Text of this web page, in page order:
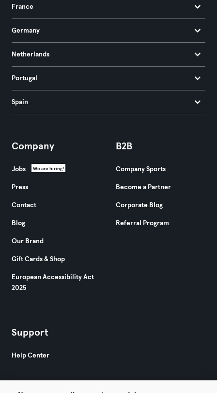
France
Germany
Netherlands
Portugal
Spain
Company
Jobs We are hiring!
Press
Contact
Blog
Our Brand
Gift Cards & Shop
European Accessibility Act
2025
B2B
Company Sports
Become a Partner
Corporate Blog
Referral Program
Support
Help Center